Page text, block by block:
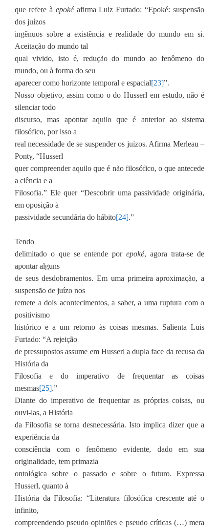
que refere à epokéafirma Luiz Furtado: “Epoké: suspensão
dos juízos
ingênuos sobre a existência e realidade do mundo em si.
Aceitação do mundo tal
qual vivido, isto é, redução do mundo ao fenômeno do
mundo, ou à forma do seu
aparecer como horizonte temporal e espacial[23]”.
Nosso objetivo, assim como o do Husserl em estudo, não é
silenciar todo
discurso, mas apontar aquilo que é anterior ao sistema
filosófico, por isso a
real necessidade de se suspender os juízos. Afirma Merleau –
Ponty, “Husserl
quer compreender aquilo que é não filosófico, o que antecede
a ciência e a
Filosofia.” Ele quer “Descobrir uma passividade originária,
em oposição à
passividade secundária do hábito[24].”
Tendo
delimitado o que se entende por epoké, agora trata-se de
apontar alguns
de seus desdobramentos. Em uma primeira aproximação, a
suspensão de juízo nos
remete a dois acontecimentos, a saber, a uma ruptura com o
positivismo
histórico e a um retorno às coisas mesmas. Salienta Luis
Furtado: “A rejeição
de pressupostos assume em Husserl a dupla face da recusa da
História da
Filosofia e do imperativo de frequentar as coisas
mesmas[25].”
Diante do imperativo de frequentar as próprias coisas, ou
ouvi-las, a História
da Filosofia se torna desnecessária. Isto implica dizer que a
experiência da
consciência com o fenômeno evidente, dado em sua
originalidade, tem primazia
ontológica sobre o passado e sobre o futuro. Expressa
Husserl, quanto à
História da Filosofia: “Literatura filosófica crescente até o
infinito,
compreendendo pseudo opiniões e pseudo críticas (…) mera